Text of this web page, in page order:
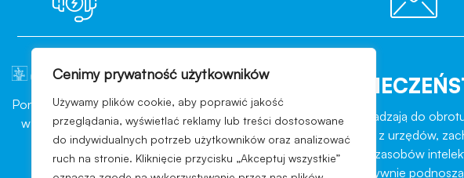
Cenimy prywatność użytkowników
Używamy plików cookie, aby poprawić jakość
przeglądania, wyświetlać reklamy lub treści dostosowane
do indywidualnych potrzeb użytkowników oraz analizować
ruch na stronie. Kliknięcie przycisku „Akceptuj wszystkie”
Ponad 10 lat doświadczenia
w branży konsultingowej
sektora przemysłu
kosmetycznego
OCENIAMY
Każdego dnia nasi Klienci wprowadzają do
pomyślnie przechodzą kontrole z urzędów,
branży, indywidualny warsztat zasobów
ekspertów, dzięki którym sukcesywnie